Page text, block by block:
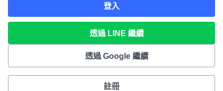
登入
透過 LINE 繼續
透過 Google 繼續
註冊